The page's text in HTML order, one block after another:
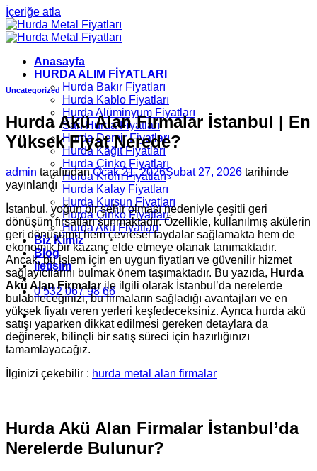
İçeriğe atla
Anasayfa
HURDA ALIM FİYATLARI
Hurda Bakır Fiyatları
Hurda Kablo Fiyatları
Hurda Alüminyum Fiyatları
Sarı Hurda Fiyatları
Hurda Demir Fiyatları
Hurda Kâğıt Fiyatları
Hurda Çinko Fiyatları
Hurda Krom Fiyatları
Hurda Kalay Fiyatları
Hurda Kurşun Fiyatları
Hurda Çinko Fiyatları
Hurda Akü Fiyatları
Biz Kimiz
Blog
İletişim
0 532 067 98 66
Uncategorized
Hurda Akü Alan Firmalar İstanbul | En
Yüksek Fiyat Nerede?
admin tarafından Ocak 21, 2026Şubat 27, 2026 tarihinde
yayınlandı
İstanbul, yoğun bir şehir olması nedeniyle çeşitli geri
dönüşüm fırsatları sunmaktadır. Özellikle, kullanılmış akülerin
geri dönüşümü hem çevresel faydalar sağlamakta hem de
ekonomik bir kazanç elde etmeye olanak tanımaktadır.
Ancak, bu işlem için en uygun fiyatları ve güvenilir hizmet
sağlayıcılarını bulmak önem taşımaktadır. Bu yazıda, Hurda
Akü Alan Firmalarile ilgili olarak İstanbul’da nerelerde
bulabileceğinizi, bu firmaların sağladığı avantajları ve en
yüksek fiyatı veren yerleri keşfedeceksiniz. Ayrıca hurda akü
satışı yaparken dikkat edilmesi gereken detaylara da
değinerek, bilinçli bir satış süreci için hazırlığınızı
tamamlayacağız.
İlginizi çekebilir : hurda metal alan firmalar
Hurda Akü Alan Firmalar İstanbul’da
Nerelerde Bulunur?